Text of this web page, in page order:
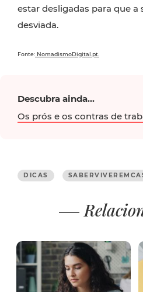
estar desligadas para que a
desviada.
Fonte: NomadismoDigital.pt.
Descubra ainda...
Os prós e os contras de
DICAS